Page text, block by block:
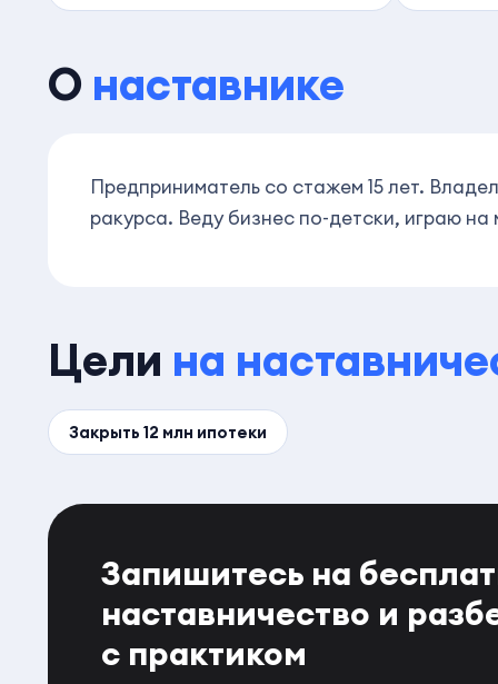
О наставнике
Предприниматель со стажем 15 лет.
ракурса. Веду бизнес по-детски, играю на
Цели на
Закрыть 12 млн ипотеки
Запишитесь на
наставничество и
с практиком